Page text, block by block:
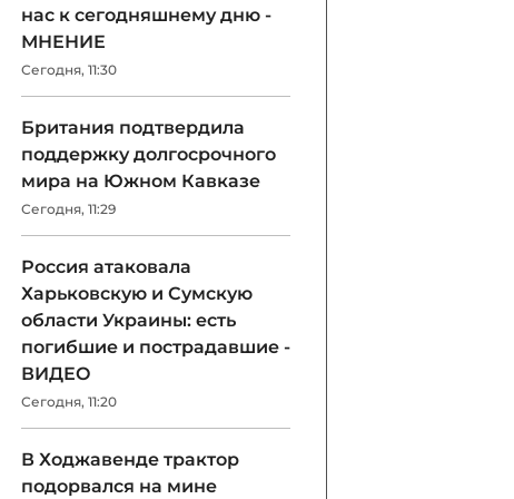
нас к сегодняшнему дню -
МНЕНИЕ
Сегодня, 11:30
Британия подтвердила
поддержку долгосрочного
мира на Южном Кавказе
Сегодня, 11:29
Россия атаковала
Харьковскую и Сумскую
области Украины: есть
погибшие и пострадавшие -
ВИДЕО
Сегодня, 11:20
В Ходжавенде трактор
подорвался на мине